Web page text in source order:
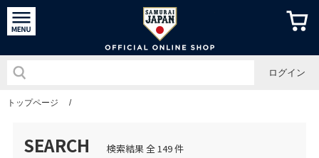
侍ジャパ
ログイン
トップページ /
SEARCH 検索結果 全 149 件